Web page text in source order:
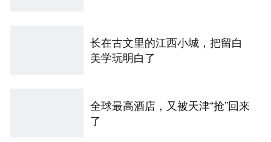
长在古文里的江西小城，把留白
美学玩明白了
全球最高酒店，又被天津“抢”回来
了